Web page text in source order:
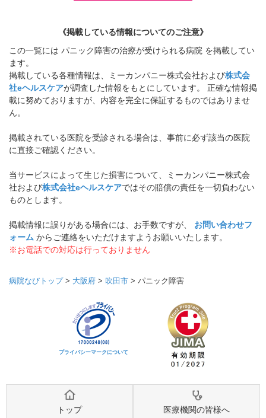
《掲載している情報についてのご注意》
この一覧には パニック障害の治療が受けられる病院 を掲載してい
ます。
掲載している各種情報は、ミーカンパニー株式会社および株式会
社eヘルスケアが調査した情報をもとにしています。 正確な情報掲
載に努めておりますが、内容を完全に保証するものではありませ
ん。
掲載されている医院を受診される場合は、事前に必ず該当の医院
に直接ご確認ください。
当サービスによって生じた損害について、ミーカンパニー株式会
社および株式会社eヘルスケアではその賠償の責任を一切負わない
ものとします。
掲載情報に誤りがある場合には、お手数ですが、 お問い合わせフ
ォーム からご連絡をいただけますようお願いいたします。
※お電話での対応は行っておりません
病院なびトップ> 大阪府 > 吹田市 > パニック障害
プライバシーマークについて
トップ 医療機関の皆様へ